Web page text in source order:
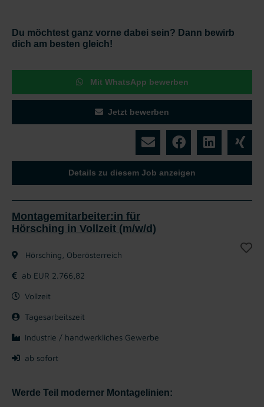
Du möchtest ganz vorne dabei sein? Dann bewirb
dich am besten gleich!
Mit WhatsApp bewerben
Jetzt bewerben
Details zu diesem Job anzeigen
Montagemitarbeiter:in für
Hörsching in Vollzeit (m/w/d)
Hörsching, Oberösterreich
ab EUR 2.766,82
Vollzeit
Tagesarbeitszeit
Industrie / handwerkliches Gewerbe
ab sofort
Werde Teil moderner Montagelinien: